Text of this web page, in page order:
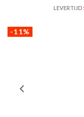
LEVERTIJD
-11%